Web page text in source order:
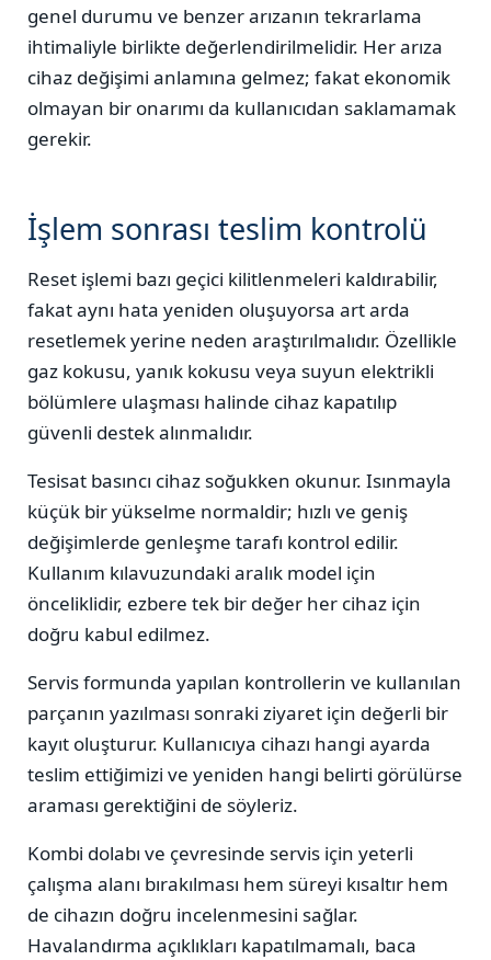
genel durumu ve benzer arızanın tekrarlama
ihtimaliyle birlikte değerlendirilmelidir. Her arıza
cihaz değişimi anlamına gelmez; fakat ekonomik
olmayan bir onarımı da kullanıcıdan saklamamak
gerekir.
İşlem sonrası teslim kontrolü
Reset işlemi bazı geçici kilitlenmeleri kaldırabilir,
fakat aynı hata yeniden oluşuyorsa art arda
resetlemek yerine neden araştırılmalıdır. Özellikle
gaz kokusu, yanık kokusu veya suyun elektrikli
bölümlere ulaşması halinde cihaz kapatılıp
güvenli destek alınmalıdır.
Tesisat basıncı cihaz soğukken okunur. Isınmayla
küçük bir yükselme normaldir; hızlı ve geniş
değişimlerde genleşme tarafı kontrol edilir.
Kullanım kılavuzundaki aralık model için
önceliklidir, ezbere tek bir değer her cihaz için
doğru kabul edilmez.
Servis formunda yapılan kontrollerin ve kullanılan
parçanın yazılması sonraki ziyaret için değerli bir
kayıt oluşturur. Kullanıcıya cihazı hangi ayarda
teslim ettiğimizi ve yeniden hangi belirti görülürse
araması gerektiğini de söyleriz.
Kombi dolabı ve çevresinde servis için yeterli
çalışma alanı bırakılması hem süreyi kısaltır hem
de cihazın doğru incelenmesini sağlar.
Havalandırma açıklıkları kapatılmamalı, baca